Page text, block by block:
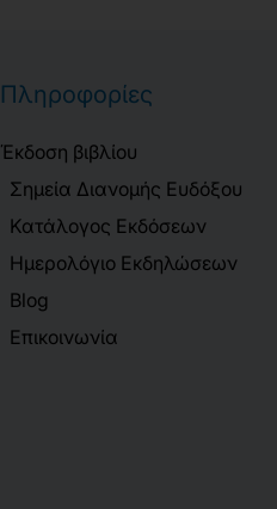
Πληροφορίες
Έκδοση βιβλίου
Σημεία Διανομής Ευδόξου
Κατάλογος Εκδόσεων
Ημερολόγιο Εκδηλώσεων
Blog
Επικοινωνία